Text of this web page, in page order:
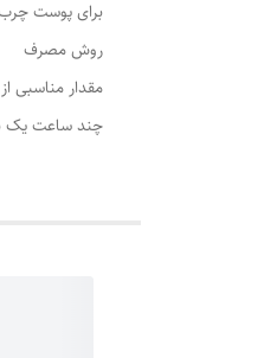
برای پوست
روش مصرف
مقدار مناسبى
چند ساعت یک